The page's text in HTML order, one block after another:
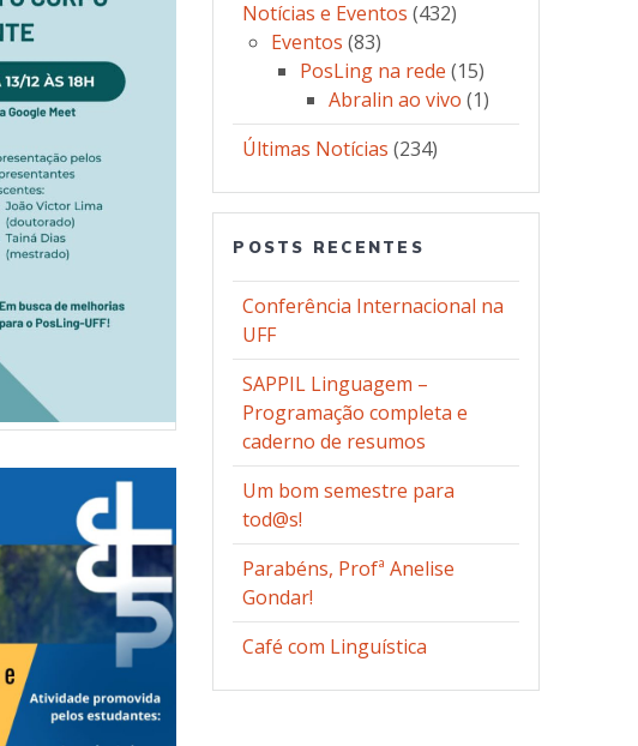
Notícias e Eventos (432)
Eventos (83)
PosLing na rede (15)
Abralin ao vivo (1)
Últimas Notícias (234)
POSTS RECENTES
Conferência Internacional na
UFF
SAPPIL Linguagem –
Programação completa e
caderno de resumos
Um bom semestre para
tod@s!
Parabéns, Profª Anelise
Gondar!
Café com Linguística